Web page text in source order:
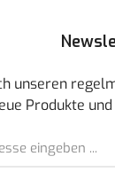
unseren
Produkte
Mail-